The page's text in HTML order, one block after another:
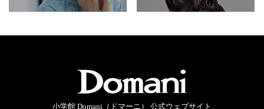
小学館 Domani（ドマーニ） 公式ウェブサイト